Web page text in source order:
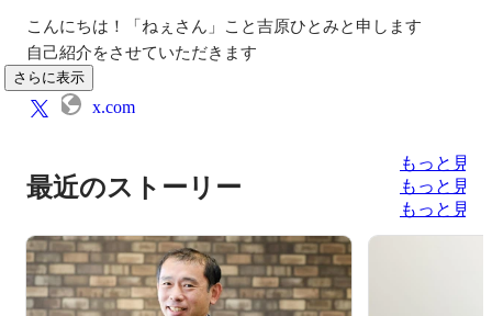
こんにちは！「ねぇさん」こと吉原ひとみと申します
自己紹介をさせていただきます
さらに表示
x.com
最近のストーリー
もっと見る
もっと見る
もっと見る